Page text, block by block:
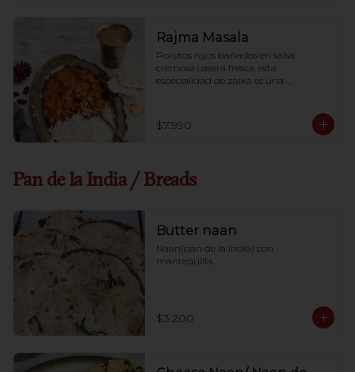
Rajma Masala
Porotos rojos bañados en salsa
cremosa casera fresca. esta
especialidad de zaika es una
$7.990
Pan de la India / Breads
Butter naan
Naan(pan de la india) con
mantequilla.
$3.200